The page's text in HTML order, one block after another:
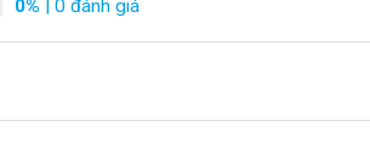
0% | 0 đánh giá